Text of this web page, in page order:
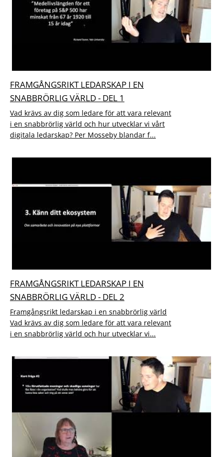
FRAMGÅNGSRIKT LEDARSKAP I EN
SNABBRÖRLIG VÄRLD - DEL 1
Vad krävs av dig som ledare för att vara relevant
i en snabbrörlig värld och hur utvecklar vi vårt
digitala ledarskap? Per Mosseby blandar f...
FRAMGÅNGSRIKT LEDARSKAP I EN
SNABBRÖRLIG VÄRLD - DEL 2
Framgångsrikt ledarskap i en snabbrörlig värld
Vad krävs av dig som ledare för att vara relevant
i en snabbrörlig värld och hur utvecklar vi...